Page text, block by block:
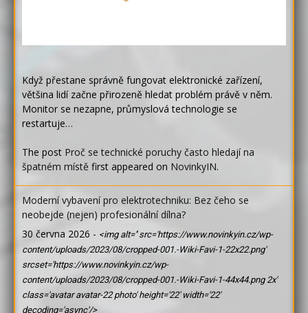
Když přestane správně fungovat elektronické zařízení,
většina lidí začne přirozeně hledat problém právě v něm.
Monitor se nezapne, průmyslová technologie se
restartuje…
The post Proč se technické poruchy často hledají na
špatném místě first appeared on NovinkyIN.
Moderní vybavení pro elektrotechniku: Bez čeho se
neobejde (nejen) profesionální dílna?
30 června 2026 - <img alt='' src='https://www.novinkyin.cz/wp-
content/uploads/2023/08/cropped-001.-Wiki-Favi-1-22x22.png'
srcset='https://www.novinkyin.cz/wp-
content/uploads/2023/08/cropped-001.-Wiki-Favi-1-44x44.png 2x'
class='avatar avatar-22 photo' height='22' width='22'
decoding='async'/>